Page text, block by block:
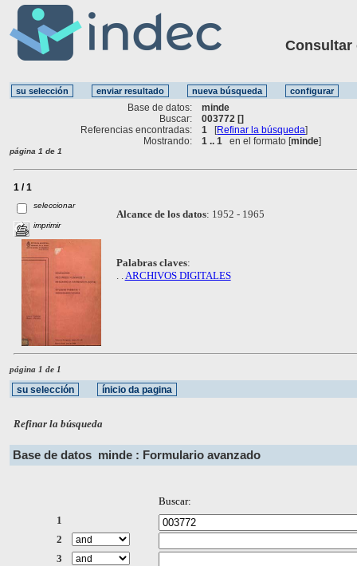
Consultar
Base de datos:
minde
Buscar:
003772 []
Referencias encontradas:
1 [Refinar la búsqueda]
Mostrando:
1 .. 1 en el formato [minde]
página 1 de 1
1 / 1
seleccionar
imprimir
Alcance de los datos: 1952 - 1965
Palabras claves:
ARCHIVOS DIGITALES
página 1 de 1
Refinar la búsqueda
Base de datos minde : Formulario avanzado
Buscar:
1
2
3